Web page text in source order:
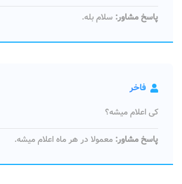
پاسخ مشاور: سلام بله.
فاخر
کی اعلام میشه؟
پاسخ مشاور: معمولا در هر ماه اعلام میشه.